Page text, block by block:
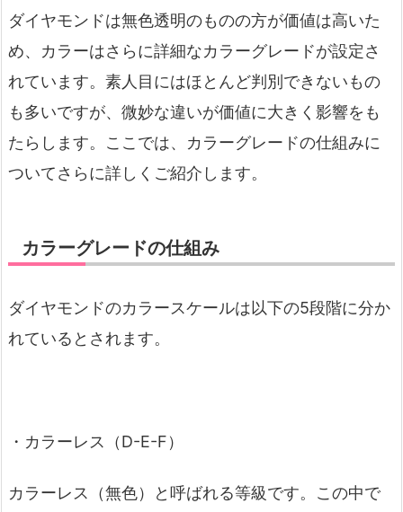
ダイヤモンドは無色透明のものの方が価値は高いた
め、カラーはさらに詳細なカラーグレードが設定さ
れています。素人目にはほとんど判別できないもの
も多いですが、微妙な違いが価値に大きく影響をも
たらします。ここでは、カラーグレードの仕組みに
ついてさらに詳しくご紹介します。
カラーグレードの仕組み
ダイヤモンドのカラースケールは以下の5段階に分か
れているとされます。
・カラーレス（D-E-F）
カラーレス（無色）と呼ばれる等級です。この中で